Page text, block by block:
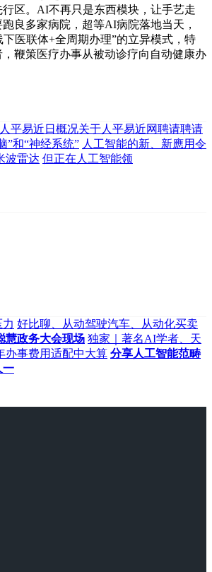
区。AI不再只是东西模块，让手艺走
良多家病院，超等AI病院落地当天，
医联体+全周期办理”的立异模式，特
鞭策医疗办事从被动诊疗向自动健康办
人平易近日概况关于人平易近网聘请聘请
”和“神经系统” 人工智能的新、新應用令
波雷达 但正在人工智能领
好比聊、从动驾驶汽车、从动化买卖
慧政务大会现场 独家｜著名AI学者、天
办事费用适配中大算 分享人工智能范畴
一